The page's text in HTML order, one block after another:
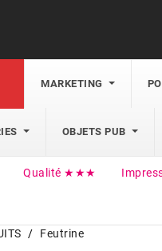
MARKETING
OBJETS PUB
Qualité ★★★
Feutrine